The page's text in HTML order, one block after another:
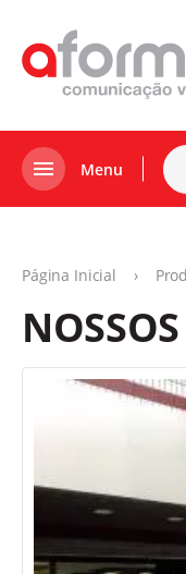
Menu
Página Inicial ›